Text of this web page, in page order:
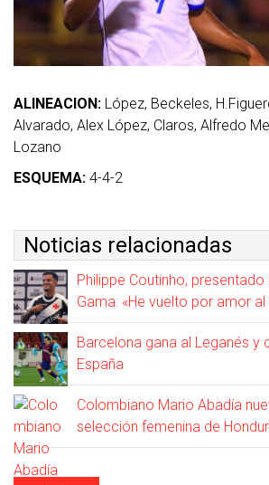
ALINEACION: López, Beckeles,
Alvarado, Alex López, Claros, Alfredo
Lozano
ESQUEMA: 4-4-2
Noticias relacionadas
Philippe Coutinho,
Gama: «He vuelto por amor al
Barcelona gana al Leganés y
España
Colombiano Mario Abadía
selección femenina de